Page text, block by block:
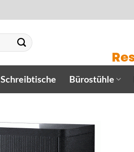
Schreibtische Bürostühle